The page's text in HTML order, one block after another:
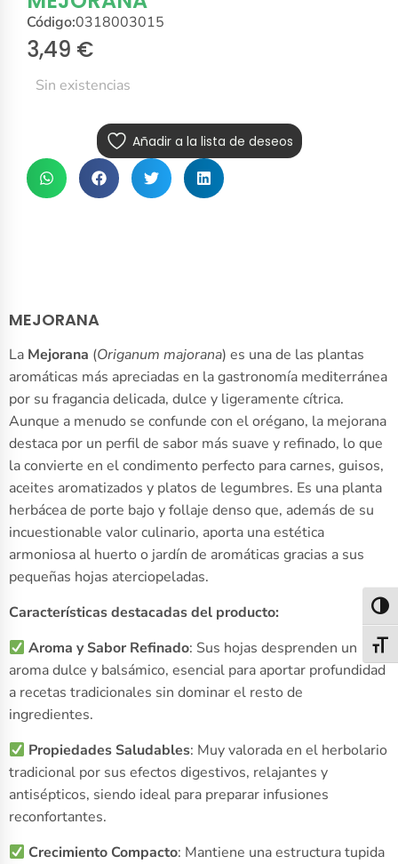
Código:0318003015
3,49 €
Sin existencias
Añadir a la lista de deseos
MEJORANA
La Mejorana (Origanum majorana) es una de las plantas
aromáticas más apreciadas en la gastronomía mediterránea
por su fragancia delicada, dulce y ligeramente cítrica.
Aunque a menudo se confunde con el orégano, la mejorana
destaca por un perfil de sabor más suave y refinado, lo que
la convierte en el condimento perfecto para carnes, guisos,
aceites aromatizados y platos de legumbres. Es una planta
herbácea de porte bajo y follaje denso que, además de su
incuestionable valor culinario, aporta una estética
armoniosa al huerto o jardín de aromáticas gracias a sus
pequeñas hojas aterciopeladas.
Características destacadas del producto:
Aroma y Sabor Refinado: Sus hojas desprenden un
aroma dulce y balsámico, esencial para aportar profundidad
a recetas tradicionales sin dominar el resto de
ingredientes.
Propiedades Saludables: Muy valorada en el herbolario
tradicional por sus efectos digestivos, relajantes y
antisépticos, siendo ideal para preparar infusiones
reconfortantes.
Crecimiento Compacto: Mantiene una estructura tupida